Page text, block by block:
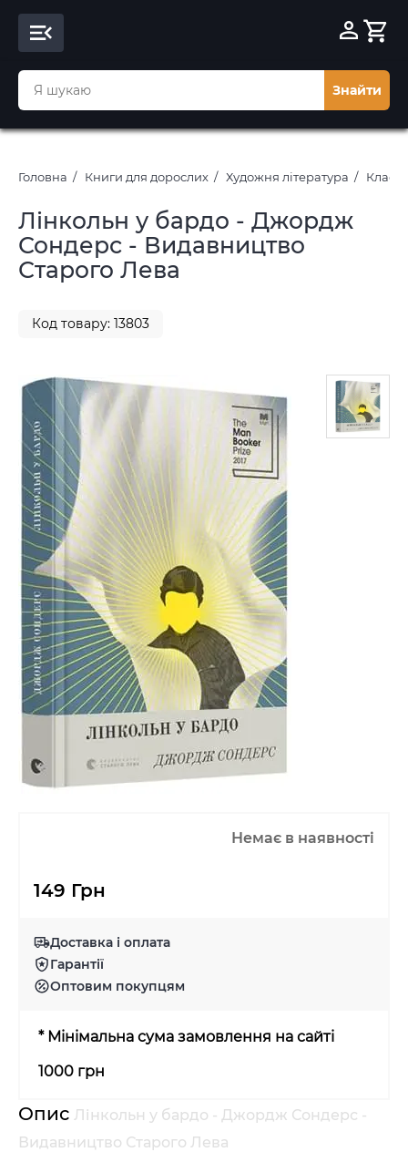
Знайти
Головна Книги для дорослих Художня література
Лінкольн у бардо - Джордж
Сондерс - Видавництво
Старого Лева
Код товару: 13803
Немає в наявності
149 Грн
Доставка і оплата
Гарантії
Оптовим покупцям
* Мінімальна сума замовлення на сайті
1000 грн
Опис Лінкольн у бардо - Джордж Сондерс -
Видавництво Старого Лева